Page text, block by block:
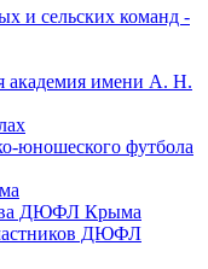
и сельских команд -
академия имени А. Н.
юношеского футбола
ДЮФЛ Крыма
ДЮФЛ